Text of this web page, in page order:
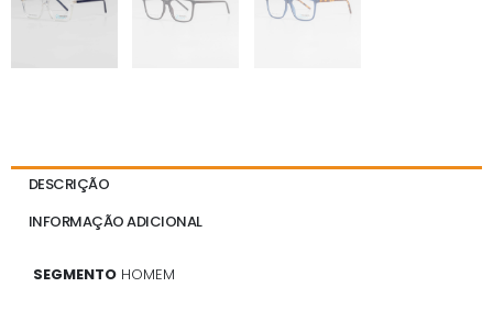
DESCRIÇÃO
INFORMAÇÃO ADICIONAL
SEGMENTO HOMEM